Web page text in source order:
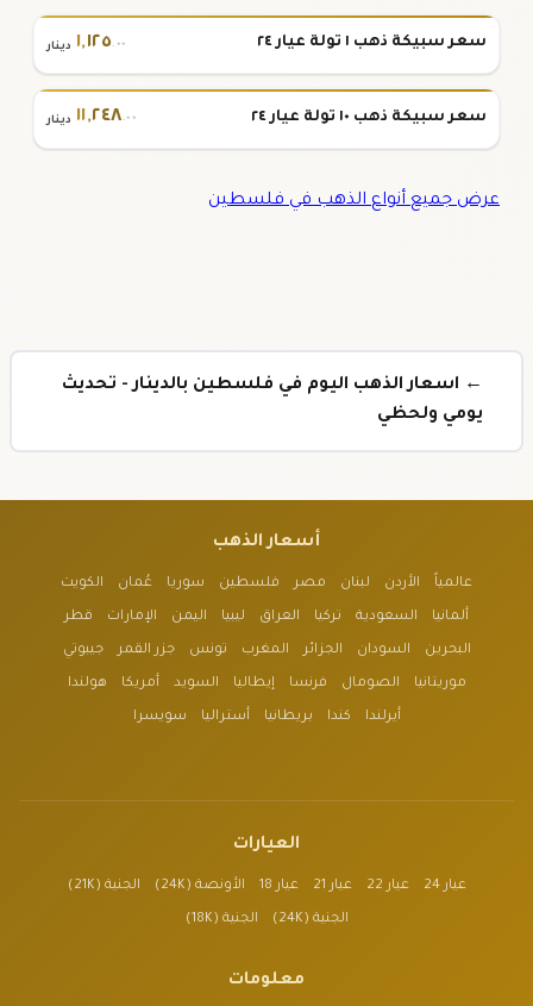
سعر سبيكة ذهب ١ تولة عيار ٢٤ ١,١٢٥.٠٠ دينار
سعر سبيكة ذهب ١٠ تولة عيار ٢٤ ١١,٢٤٨.٠٠ دينار
عرض جميع أنواع الذهب في فلسطين
← اسعار الذهب اليوم في فلسطين بالدينار - تحديث
يومي ولحظي
أسعار الذهب
عالمياً الأردن لبنان مصر فلسطين سوريا عُمان الكويت
ألمانيا السعودية تركيا العراق ليبيا اليمن الإمارات قطر
البحرين السودان الجزائر المغرب تونس جزر القمر جيبوتي
موريتانيا الصومال فرنسا إيطاليا السويد أمريكا هولندا
أيرلندا كندا بريطانيا أستراليا سويسرا
العيارات
عيار 24 عيار 22 عيار 21 عيار 18 الأونصة (24K) الجنية (21K)
الجنية (24K) الجنية (18K)
معلومات